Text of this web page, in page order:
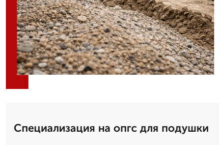
Специализация на опгс для подушки